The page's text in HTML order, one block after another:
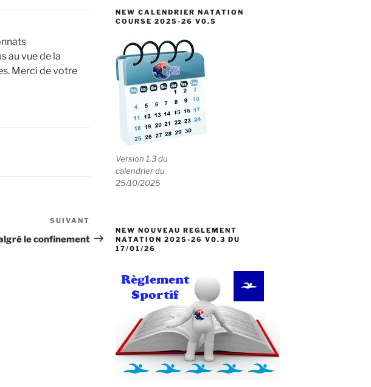
au vue de la
Merci de votre
suivant
SUIVANT
le confinement
NEW CALENDRIER NATATION
COURSE 2025-26 V0.5
Version 1.3 du
calendrier du
25/10/2025
NEW NOUVEAU REGLEMENT
NATATION 2025-26 V0.3 DU
17/01/26